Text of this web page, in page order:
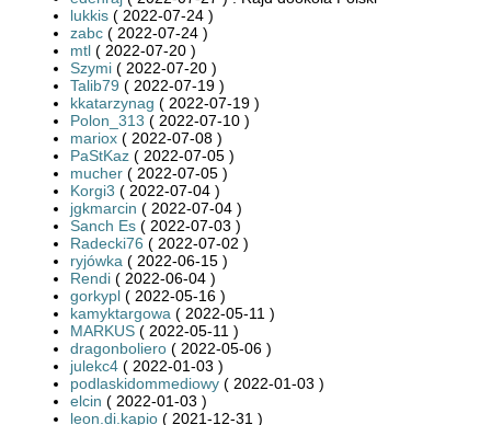
lukkis ( 2022-07-24 )
zabc ( 2022-07-24 )
mtl ( 2022-07-20 )
Szymi ( 2022-07-20 )
Talib79 ( 2022-07-19 )
kkatarzynag ( 2022-07-19 )
Polon_313 ( 2022-07-10 )
mariox ( 2022-07-08 )
PaStKaz ( 2022-07-05 )
mucher ( 2022-07-05 )
Korgi3 ( 2022-07-04 )
jgkmarcin ( 2022-07-04 )
Sanch Es ( 2022-07-03 )
Radecki76 ( 2022-07-02 )
ryjówka ( 2022-06-15 )
Rendi ( 2022-06-04 )
gorkypl ( 2022-05-16 )
kamyktargowa ( 2022-05-11 )
MARKUS ( 2022-05-11 )
dragonboliero ( 2022-05-06 )
julekc4 ( 2022-01-03 )
podlaskidommediowy ( 2022-01-03 )
elcin ( 2022-01-03 )
leon.di.kapio ( 2021-12-31 )